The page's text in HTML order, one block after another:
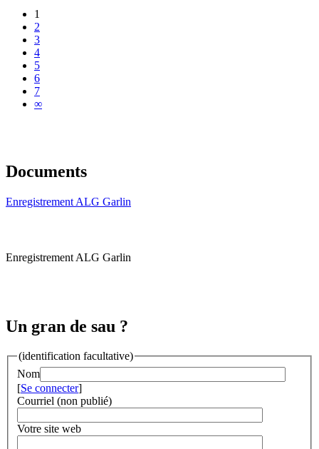
1
2
3
4
5
6
7
∞
Documents
Enregistrement ALG Garlin
Enregistrement ALG Garlin
Un gran de sau ?
(identification facultative)
Nom
[Se connecter]
Courriel (non publié)
Votre site web